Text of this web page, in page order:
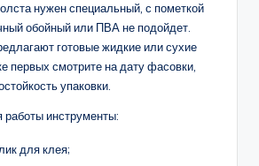
нужен специальный, с пометкой
обойный или ПВА не подойдет.
готовые жидкие или сухие
первых смотрите на дату фасовки,
упаковки.
инструменты:
для клея;